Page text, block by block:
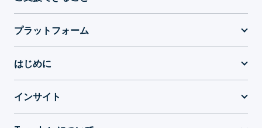
プラットフォーム
はじめに
インサイト